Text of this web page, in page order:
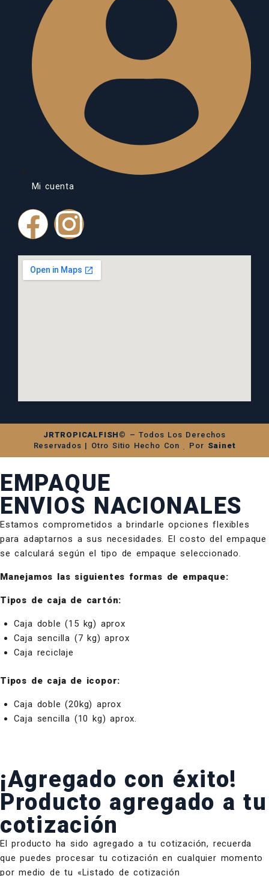
Mi cuenta
JRTROPICALFISH© – Todos Los Derechos
Reservados | Otro Sitio Hecho Con
Por Sainet
EMPAQUE
ENVIOS NACIONALES
Estamos comprometidos a brindarle opciones flexibles
para adaptarnos a sus necesidades. El costo del empaque
se calculará según el tipo de empaque seleccionado.
Manejamos las siguientes formas de empaque:
Tipos de caja de cartón:
Caja doble (15 kg) aprox
Caja sencilla (7 kg) aprox
Caja reciclaje
Tipos de caja de icopor:
Caja doble (20kg) aprox
Caja sencilla (10 kg) aprox.
¡Agregado con éxito!
Producto agregado a tu
cotización
El producto ha sido agregado a tu cotización, recuerda
que puedes procesar tu cotización en cualquier momento
por medio de tu «Listado de cotización